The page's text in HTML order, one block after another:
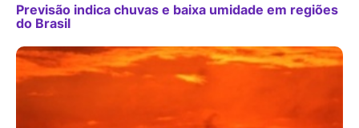
Previsão indica chuvas e baixa umidade em regiões
do Brasil